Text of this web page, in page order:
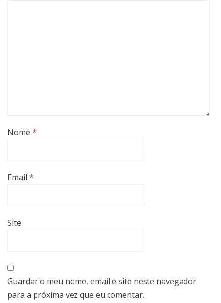
Nome *
Email *
Site
Guardar o meu nome, email e site neste navegador
para a próxima vez que eu comentar.